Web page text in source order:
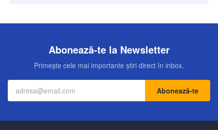
Abonează-te la Newsletter
Primește cele mai importante știri direct în inbox.
Abonează-te